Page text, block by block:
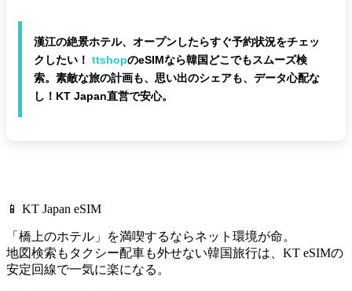
漢江の絶景ホテル、オープンしたらすぐ予約状況をチェッ
クしたい！ ttshopのeSIMなら韓国どこでもスムーズ検
索。素敵な旅の計画も、思い出のシェアも、データ心配な
し！KT Japan直営で安心。
📱 KT Japan eSIM
「橋上のホテル」を満喫するならネット環境が命。
地図検索もタクシー配車も外せない韓国旅行は、 KT eSIMの
安定回線で一気に楽になる。